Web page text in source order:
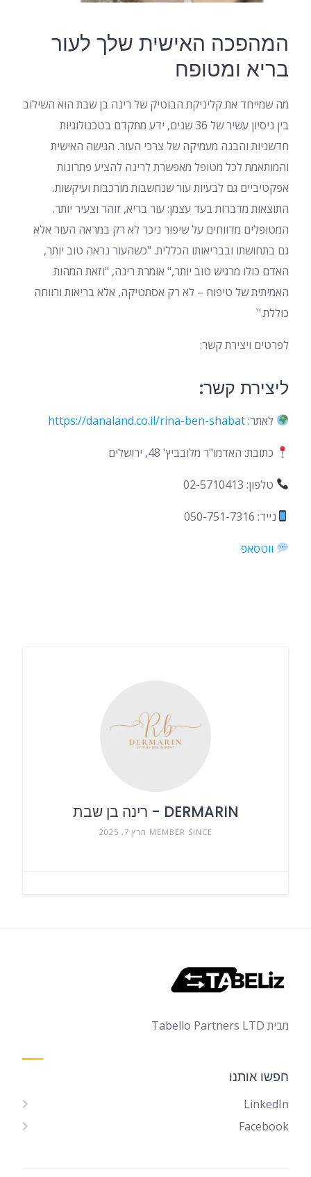
המהפכה האישית שלך לעור
בריא ומטופח
מה שמייחד את קליניקת הבוטיק של רינה בן שבת הוא השילוב
בין ניסיון עשיר של 36 שנים, ידע מתקדם בטכנולוגיות
חדשניות והבנה מעמיקה של צרכי העור. הגישה האישית
והמותאמת לכל מטופל מאפשרת לרינה להציע פתרונות
אפקטיביים גם לבעיות עור שנחשבות מורכבות ועיקשות.
התוצאות מדברות בעד עצמן: עור בריא, זוהר וצעיר יותר.
המטופלים מדווחים על שיפור ניכר לא רק במראה העור אלא
גם בתחושתו ובבריאותו הכללית. "כשהעור נראה טוב יותר,
האדם כולו מרגיש טוב יותר," אומרת רינה, "וזאת המהות
האמיתית של טיפוח – לא רק אסתטיקה, אלא בריאות ורווחה
כוללת."
לפרטים ויצירת קשר:
ליצירת קשר:
לאתר:https://danaland.co.il/rina-ben-shabat
כתובת: האדמו"ר מלובביץ' 48, ירושלים
טלפון: 02-5710413
נייד: 050-751-7316
ווטסאפ
DERMARIN - רינה בן שבת
MEMBER SINCE מרץ 7, 2025
מבית Tabello Partners LTD
חפשו אותנו
LinkedIn
Facebook